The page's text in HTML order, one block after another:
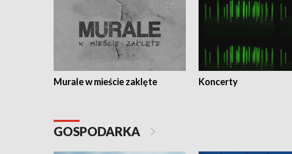
Murale w mieście zaklęte Koncerty
GOSPODARKA